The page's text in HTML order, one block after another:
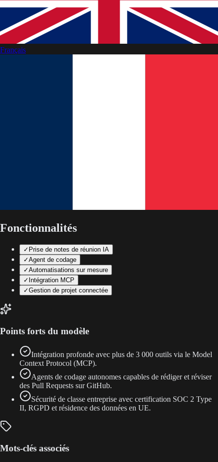
Français
Fonctionnalités
✓ Prise de notes de réunion IA
✓Agent de codage
✓Automatisations sur mesure
✓ Intégration MCP
✓Gestion de projet connectée
Points forts du modèle
Intégration profonde avec plus de 3 000 outils via le Model
Context Protocol (MCP).
Agents de codage autonomes capables de rédiger et réviser
des Pull Requests sur GitHub.
Sécurité de classe entreprise avec certification SOC 2 Type
II, RGPD et résidence des données en UE.
Mots-clés associés